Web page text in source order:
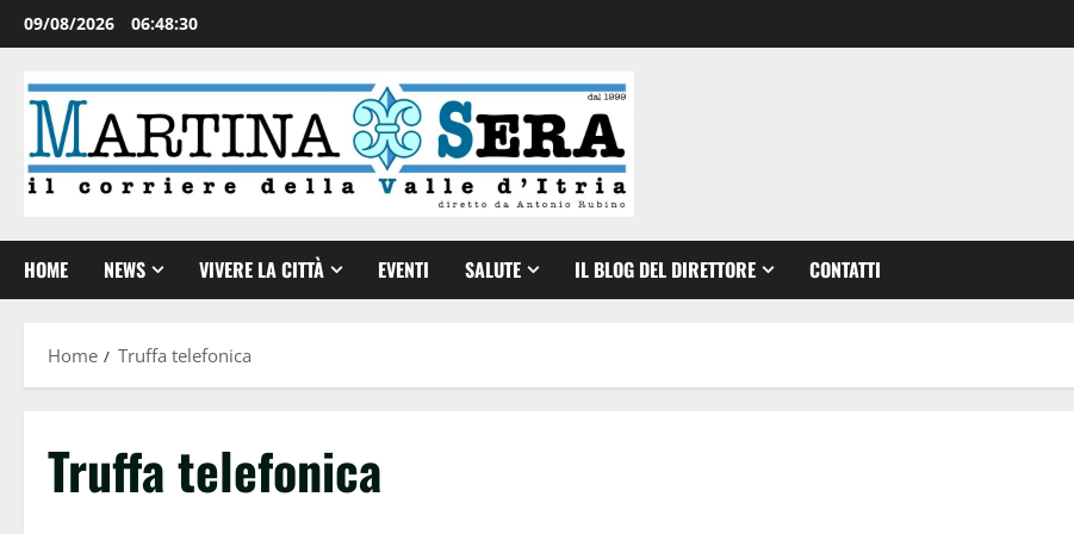
09/08/2026 06:48:30
HOME NEWS VIVERE LA CITTÀ EVENTI SALUTE IL BLOG DEL DIRETTORE CONTATTI
Home Truffa telefonica
Truffa telefonica